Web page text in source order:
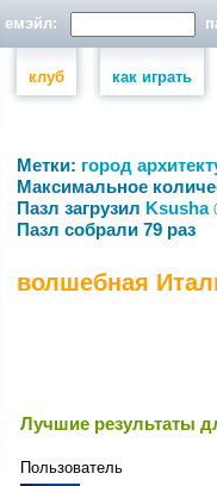
емэйл:
клуб как играть
Метки: город
Максимальное
Пазл загрузил Ksusha
Пазл собрали 79 раз
волшебная
Лучшие результаты
Пользователь